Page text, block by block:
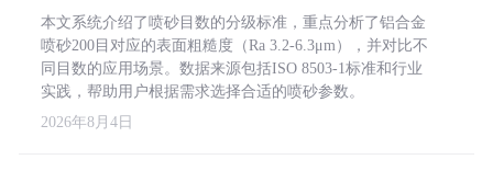
本文系统介绍了喷砂目数的分级标准，重点分析了铝合金
喷砂200目对应的表面粗糙度（Ra 3.2-6.3μm），并对比不
同目数的应用场景。数据来源包括ISO 8503-1标准和行业
实践，帮助用户根据需求选择合适的喷砂参数。
2026年8月4日